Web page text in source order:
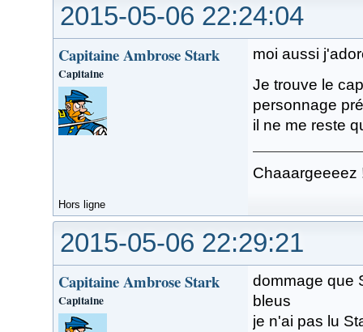
2015-05-06 22:24:04
Capitaine Ambrose Stark
Capitaine
moi aussi
Je trouve le
personnage
il ne me reste
Chaaargeeeez
Hors ligne
2015-05-06 22:29:21
Capitaine Ambrose Stark
Capitaine
dommage que
bleus
je n'ai pas lu